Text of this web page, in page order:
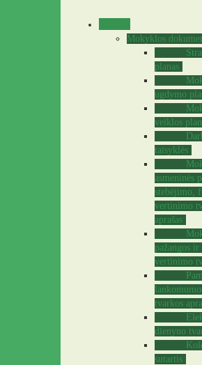
Mokyklos
planas
ugdymo
veiklos
taisyklės
asmeninės
stebėjimo,
vertinimo
aprašas
pažangos
vertinimo
tvarkos
dienyno
sutartis